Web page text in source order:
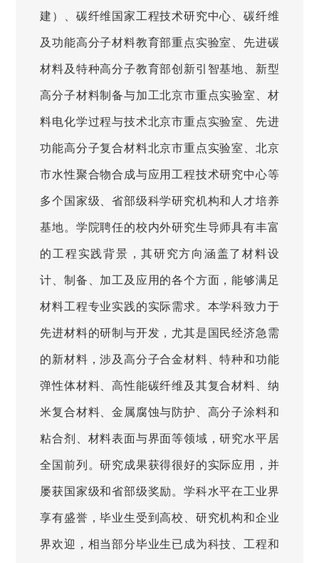
建）、碳纤维国家工程技术研究中心、碳纤维
及功能高分子材料教育部重点实验室、先进碳
材料及特种高分子教育部创新引智基地、新型
高分子材料制备与加工北京市重点实验室、材
料电化学过程与技术北京市重点实验室、先进
功能高分子复合材料北京市重点实验室、北京
市水性聚合物合成与应用工程技术研究中心等
多个国家级、省部级科学研究机构和人才培养
基地。学院聘任的校内外研究生导师具有丰富
的工程实践背景，其研究方向涵盖了材料设
计、制备、加工及应用的各个方面，能够满足
材料工程专业实践的实际需求。本学科致力于
先进材料的研制与开发，尤其是国民经济急需
的新材料，涉及高分子合金材料、特种和功能
弹性体材料、高性能碳纤维及其复合材料、纳
米复合材料、金属腐蚀与防护、高分子涂料和
粘合剂、材料表面与界面等领域，研究水平居
全国前列。研究成果获得很好的实际应用，并
屡获国家级和省部级奖励。学科水平在工业界
享有盛誉，毕业生受到高校、研究机构和企业
界欢迎，相当部分毕业生已成为科技、工程和